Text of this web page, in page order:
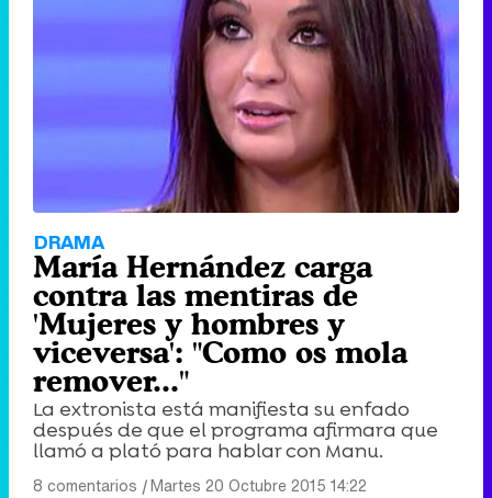
DRAMA
María Hernández carga
contra las mentiras de
'Mujeres y hombres y
viceversa': "Como os mola
remover..."
La extronista está manifiesta su enfado
después de que el programa afirmara que
llamó a plató para hablar con Manu.
8 comentarios |Martes 20 Octubre 2015 14:22